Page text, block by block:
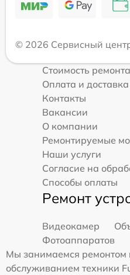
© 2026 Сервисный
Стоимость ремонта
Оплата и доставка
Контакты
Вакансии
О компании
Ремонтируемые
Наши услуги
Согласие на
Способы оплаты
Ремонт
Видеокамер
Фотоаппаратов
Мы занимаемся ремонтом
обслуживанием техники